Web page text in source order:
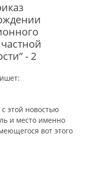
- 2
этой новостью
и место именно
вот этого